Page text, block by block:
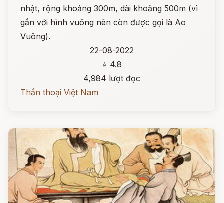
nhật, rộng khoảng 300m, dài khoảng 500m (vì
gần với hình vuông nên còn được gọi là Ao
Vuông).
22-08-2022
⭐ 4.8
4,984 lượt đọc
Thần thoại Việt Nam